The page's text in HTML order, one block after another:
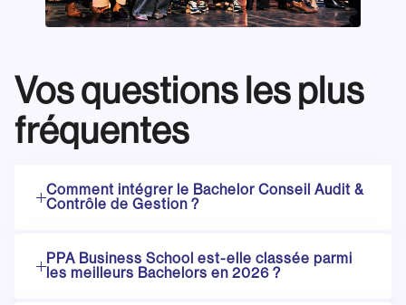
Vos questions les plus
fréquentes
Comment intégrer le Bachelor Conseil Audit &
Contrôle de Gestion ?
PPA Business School est-elle classée parmi
les meilleurs Bachelors en 2026 ?